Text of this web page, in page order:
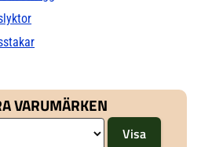
VARUMÄRKEN